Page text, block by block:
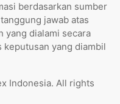
berdasarkan sumber
jawab atas
yang dialami secara
keputusan yang diambil
Indonesia. All rights